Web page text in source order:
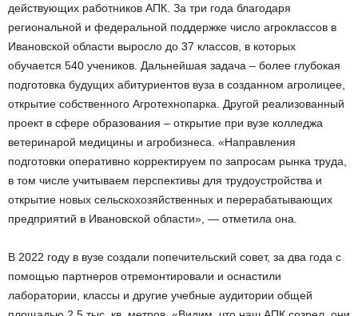
действующих работников АПК. За три года благодаря
региональной и федеральной поддержке число агроклассов в
Ивановской области выросло до 37 классов, в которых
обучается 540 учеников. Дальнейшая задача – более глубокая
подготовка будущих абитуриентов вуза в созданном агролицее,
открытие собственного Агротехнопарка. Другой реализованный
проект в сфере образования – открытие при вузе колледжа
ветеринарой медицины и агробизнеса. «Направления
подготовки оперативно корректируем по запросам рынка труда,
в том числе учитываем перспективы для трудоустройства и
открытие новых сельскохозяйственных и перерабатывающих
предприятий в Ивановской области», — отметила она.
В 2022 году в вузе создали попечительский совет, за два года с
помощью партнеров отремонтировали и оснастили
лаборатории, классы и другие учебные аудитории общей